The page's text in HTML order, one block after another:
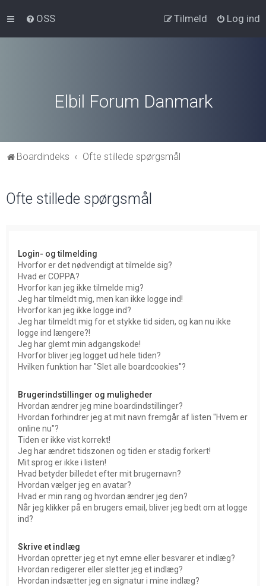
OSS Log ind
Tilmeld
Elbil Forum Danmark
Boardindeks Ofte stillede spørgsmål
Ofte stillede spørgsmål
Login- og tilmelding
Hvorfor er det nødvendigt at tilmelde sig?
Hvad er COPPA?
Hvorfor kan jeg ikke tilmelde mig?
Jeg har tilmeldt mig, men kan ikke logge ind!
Hvorfor kan jeg ikke logge ind?
Jeg har tilmeldt mig for et stykke tid siden, og kan nu ikke
logge ind længere?!
Jeg har glemt min adgangskode!
Hvorfor bliver jeg logget ud hele tiden?
Hvilken funktion har "Slet alle boardcookies"?
Brugerindstillinger og muligheder
Hvordan ændrer jeg mine boardindstillinger?
Hvordan forhindrer jeg at mit navn fremgår af listen "Hvem er
online nu"?
Tiden er ikke vist korrekt!
Jeg har ændret tidszonen og tiden er stadig forkert!
Mit sprog er ikke i listen!
Hvad betyder billedet efter mit brugernavn?
Hvordan vælger jeg en avatar?
Hvad er min rang og hvordan ændrer jeg den?
Når jeg klikker på en brugers email, bliver jeg bedt om at logge
ind?
Skrive et indlæg
Hvordan opretter jeg et nyt emne eller besvarer et indlæg?
Hvordan redigerer eller sletter jeg et indlæg?
Hvordan indsætter jeg en signatur i mine indlæg?